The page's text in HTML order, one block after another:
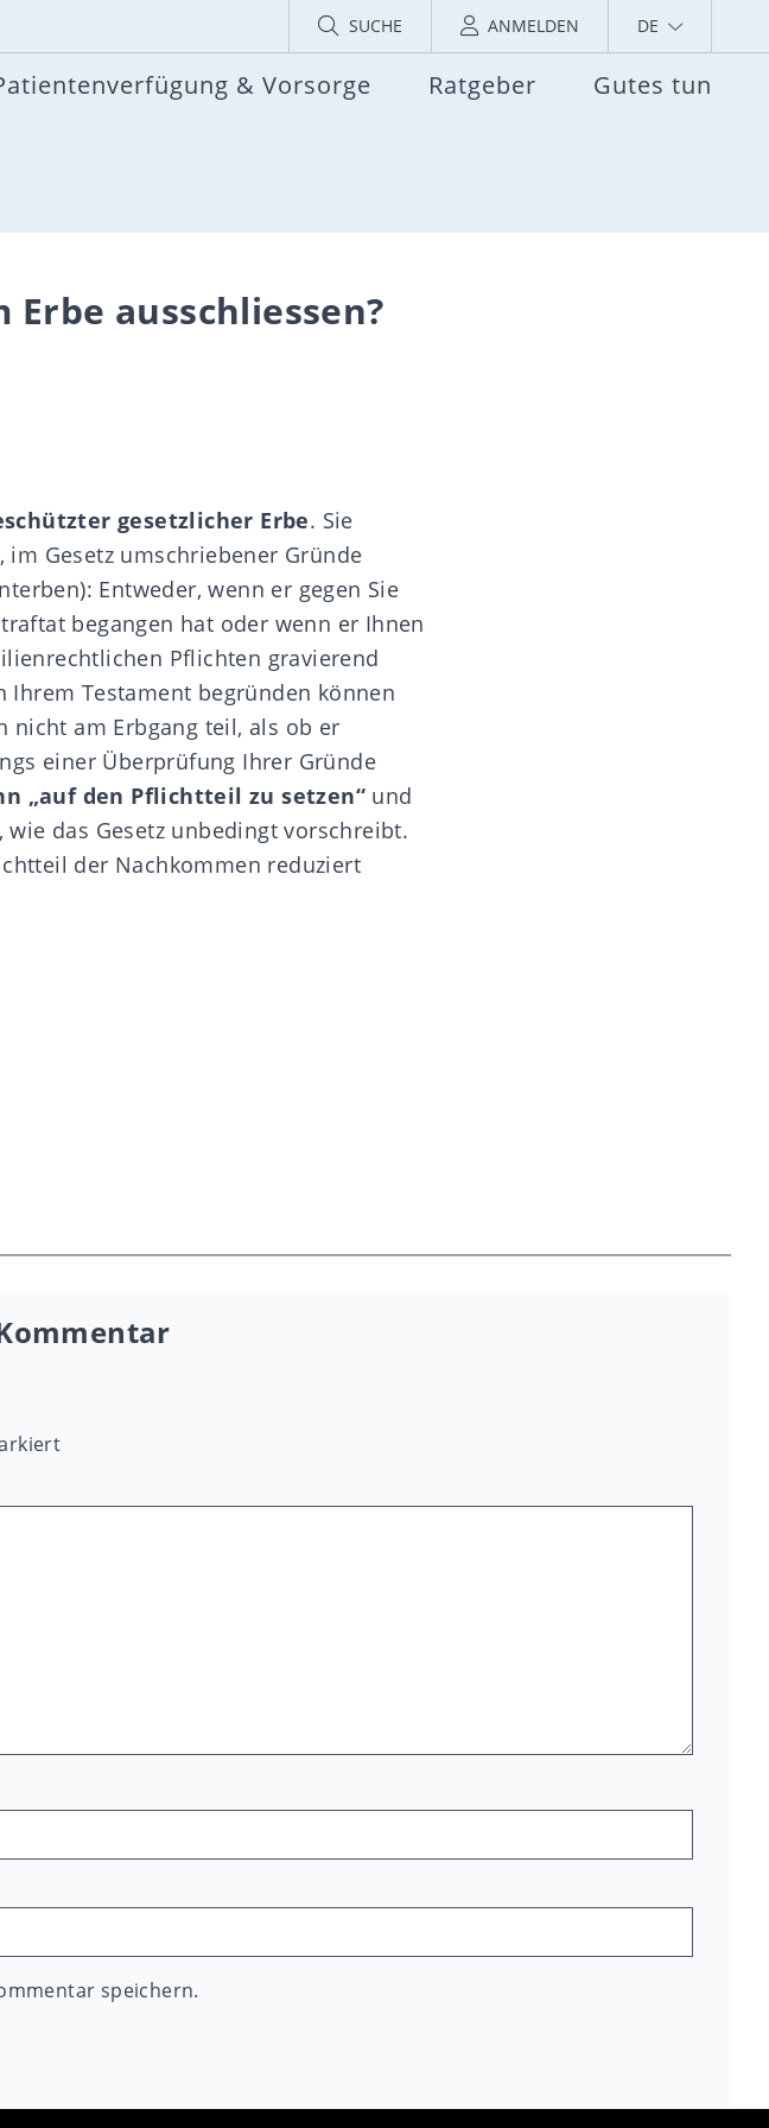
SUCHE ANMELDEN DE
& Vorsorge Ratgeber Gutes tun
ausschliessen?
gesetzlicher Erbe. Sie
Gesetz umschriebener Gründe
Entweder, wenn er gegen Sie
begangen hat oder wenn er Ihnen
Pflichten gravierend
Testament begründen können
am Erbgang teil, als ob er
einer Überprüfung Ihrer Gründe
„auf den Pflichtteil zu setzen“ und
das Gesetz unbedingt vorschreibt.
der Nachkommen reduziert
speichern.